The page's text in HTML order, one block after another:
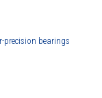
precision bearings